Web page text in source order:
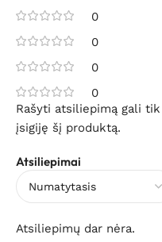
0
0
0
0
Atsiliepimai
Atsiliepimų dar nėra.
Rašyti atsiliepimą gali
įsigiję šį produktą.